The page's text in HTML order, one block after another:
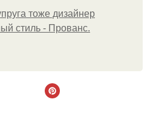
тоже дизайнер
стиль - Прованс.